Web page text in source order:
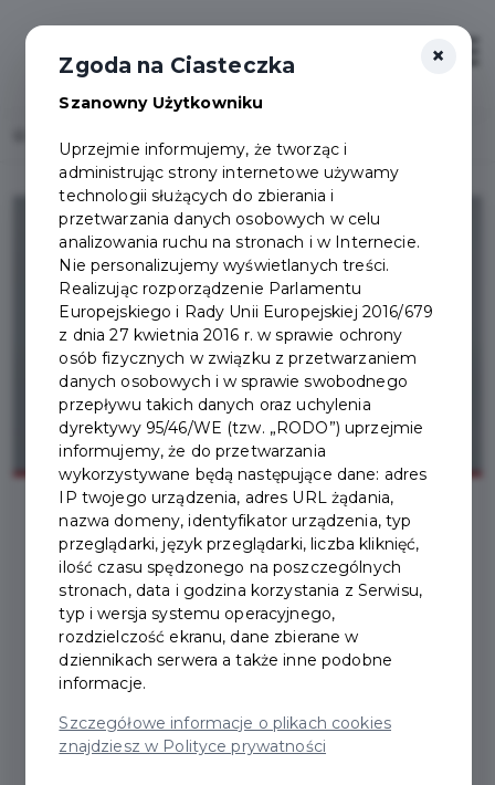
2022-07-07
BROSZURA Z
INFORMACJAMI DLA
SENIORA
×
Zgoda na Ciasteczka
Szanowny Użytkowniku
Uprzejmie informujemy, że tworząc i
administrując strony internetowe używamy
technologii służących do zbierania i
przetwarzania danych osobowych w celu
analizowania ruchu na stronach i w Internecie.
Nie personalizujemy wyświetlanych treści.
Realizując rozporządzenie Parlamentu
Europejskiego i Rady Unii Europejskiej 2016/679
z dnia 27 kwietnia 2016 r. w sprawie ochrony
osób fizycznych w związku z przetwarzaniem
danych osobowych i w sprawie swobodnego
przepływu takich danych oraz uchylenia
dyrektywy 95/46/WE (tzw. „RODO”) uprzejmie
informujemy, że do przetwarzania
wykorzystywane będą następujące dane: adres
IP twojego urządzenia, adres URL żądania,
nazwa domeny, identyfikator urządzenia, typ
przeglądarki, język przeglądarki, liczba kliknięć,
ilość czasu spędzonego na poszczególnych
stronach, data i godzina korzystania z Serwisu,
typ i wersja systemu operacyjnego,
rozdzielczość ekranu, dane zbierane w
dziennikach serwera a także inne podobne
informacje.
Szczegółowe informacje o plikach cookies
znajdziesz w Polityce prywatności